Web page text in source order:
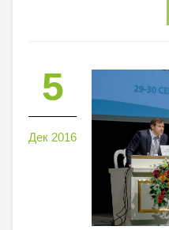
5
Дек 2016